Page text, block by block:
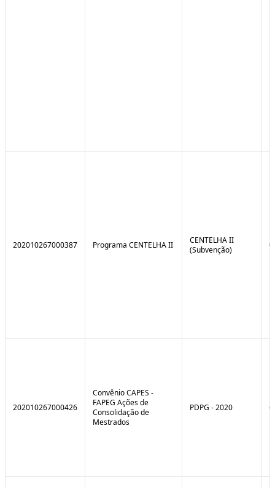
202010267000387 Programa CENTELHA II
CENTELHA II
(Subvenção)
202010267000426
Convênio CAPES -
FAPEG Ações de
Consolidação de
Mestrados
PDPG - 2020